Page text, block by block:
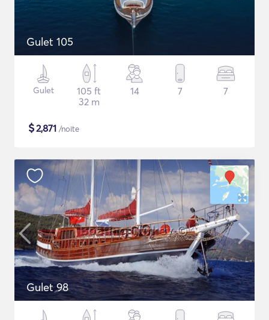
Gulet 105
Gulet
105 ft
32 m
14 7 7
$2,871 /noite
Gulet 98